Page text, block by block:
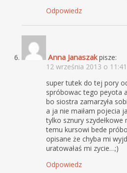
Odpowiedz
Anna Janaszak pisze:
12 września 2013 o 11:41
super tutek do tej pory
spróbowac tego peyota
bo siostra zamarzyła
a ja nie maiłam pojecia
tylko sznury szydełkowe
temu kursowi bede
opisane że chyba mi
uratowałaś mi zycie…;)
Odpowiedz